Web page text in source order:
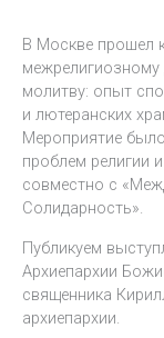
В Москве прошел
молитву: опыт
и лютеранских
Мероприятие
проблем религии
совместно с
Солидарность».
Публикуем
Архиепархии
священника
архиепархии.